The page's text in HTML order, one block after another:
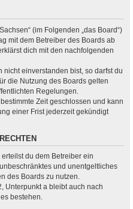
(im Folgenden „das Board“)
mit dem Betreiber des Boards ab
dich mit den nachfolgenden
einverstanden bist, so darfst du
die Nutzung des Boards gelten
Regelungen.
Zeit geschlossen und kann
einer Frist jederzeit gekündigt
du dem Betreiber ein
und unentgeltliches
des Boards zu nutzen.
Unterpunkt a bleibt auch nach
bestehen.